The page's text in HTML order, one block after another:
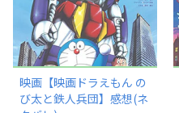
映画【映画ドラえもん の
び太と鉄人兵団】感想(ネ